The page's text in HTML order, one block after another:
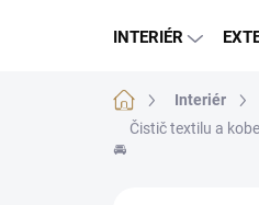
INTERIÉR
Domů Interiér
Čistič textilu a
🚘